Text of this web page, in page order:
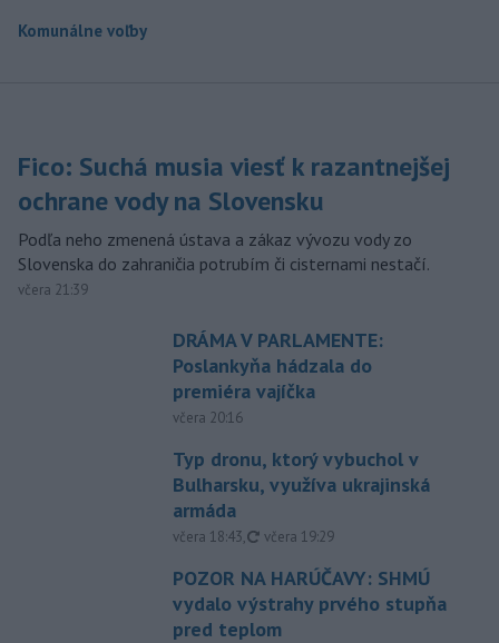
Komunálne voľby
Fico: Suchá musia viesť k razantnejšej
ochrane vody na Slovensku
Podľa neho zmenená ústava a zákaz vývozu vody zo
Slovenska do zahraničia potrubím či cisternami nestačí.
včera 21:39
DRÁMA V PARLAMENTE:
Poslankyňa hádzala do
premiéra vajíčka
včera 20:16
Typ dronu, ktorý vybuchol v
Bulharsku, využíva ukrajinská
armáda
včera 18:43, aktualizované
včera 19:29
POZOR NA HARÚČAVY: SHMÚ
vydalo výstrahy prvého stupňa
pred teplom